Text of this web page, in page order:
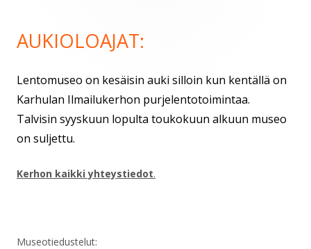
AUKIOLOAJAT:
Lentomuseo on kesäisin auki silloin kun kentällä on
Karhulan Ilmailukerhon purjelentotoimintaa.
Talvisin syyskuun lopulta toukokuun alkuun museo
on suljettu.
Kerhon kaikki yhteystiedot.
Museotiedustelut: